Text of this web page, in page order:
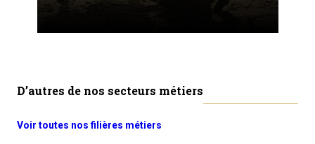
D’autres de nos secteurs métiers
Voir toutes nos filières métiers